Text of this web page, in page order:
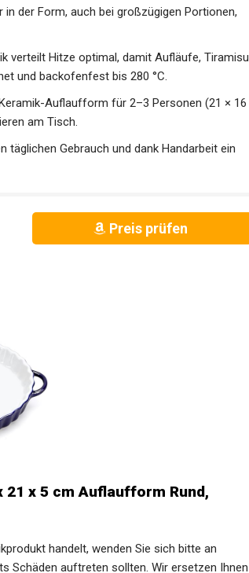
der Form, auch bei großzügigen Portionen,
verteilt Hitze optimal, damit Aufläufe, Tiramisu
und backofenfest bis 280 °C.
Auflaufform für 2–3 Personen (21 × 16
am Tisch.
Gebrauch und dank Handarbeit ein
Preis prüfen
x 5 cm Auflaufform Rund,
handelt, wenden Sie sich bitte an
Schäden auftreten sollten. Wir ersetzen Ihnen